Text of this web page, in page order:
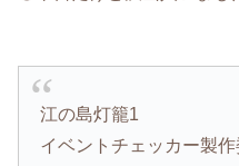
江の島灯籠1
イベントチェッカー製